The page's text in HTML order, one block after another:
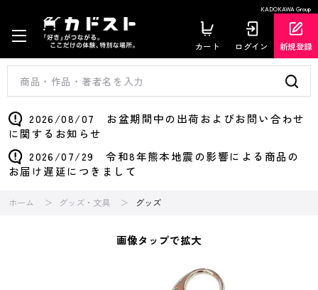
KADOKAWA Group
カート ログイン 新規登録
2026/08/07 お盆期間中の出荷およびお問い合わせ
に関するお知らせ
2026/07/29 令和8年熊本地震の影響による商品の
お届け遅延につきまして
ホーム グッズ・文具 グッズ
画像タップで拡大